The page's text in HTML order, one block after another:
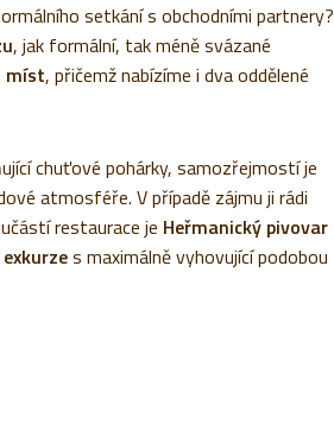
setkání s obchodními partnery?
, jak formální, tak méně svázané
míst, přičemž nabízíme i dva oddělené
chuťové pohárky, samozřejmostí je
atmosféře. V případě zájmu ji rádi
restaurace je Heřmanický pivovar
exkurzes maximálně vyhovující podobou